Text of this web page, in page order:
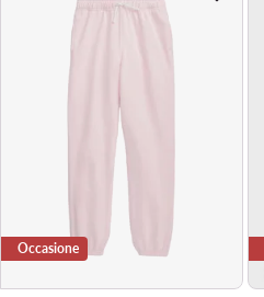
Occasione